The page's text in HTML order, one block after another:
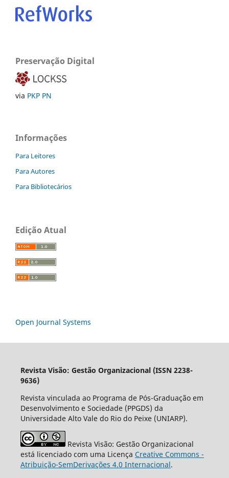
Preservação Digital
via PKP PN
Informações
Para Leitores
Para Autores
Para Bibliotecários
Edição Atual
Open Journal Systems
Revista Visão: Gestão Organizacional (ISSN 2238-
9636)
Revista vinculada ao Programa de Pós-Graduação em
Desenvolvimento e Sociedade (PPGDS) da
Universidade Alto Vale do Rio do Peixe (UNIARP).
Revista Visão: Gestão Organizacional
está licenciado com uma Licença Creative Commons -
Atribuição-SemDerivações 4.0 Internacional.